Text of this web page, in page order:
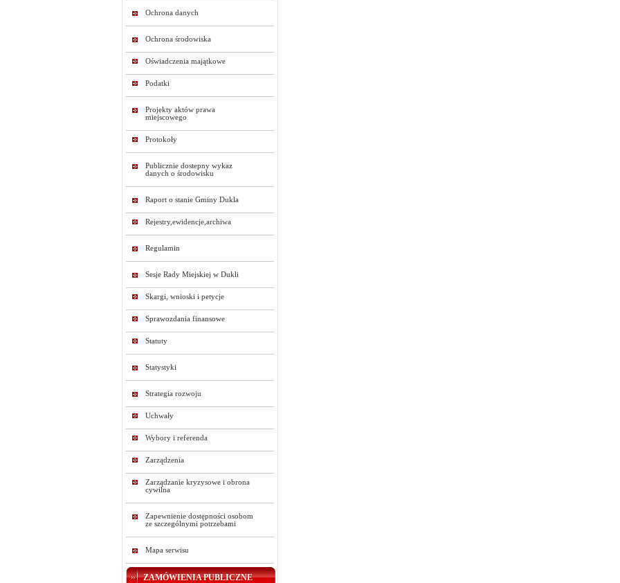
Ochrona danych
Ochrona środowiska
Oświadczenia majątkowe
Podatki
Projekty aktów prawa
miejscowego
Protokoły
Publicznie dostepny wykaz
danych o środowisku
Raport o stanie Gminy Dukla
Rejestry,ewidencje,archiwa
Regulamin
Sesje Rady Miejskiej w Dukli
Skargi, wnioski i petycje
Sprawozdania finansowe
Statuty
Statystyki
Strategia rozwoju
Uchwały
Wybory i referenda
Zarządzenia
Zarządzanie kryzysowe i obrona
cywilna
Zapewnienie dostępności osobom
ze szczególnymi potrzebami
Mapa serwisu
ZAMÓWIENIA PUBLICZNE